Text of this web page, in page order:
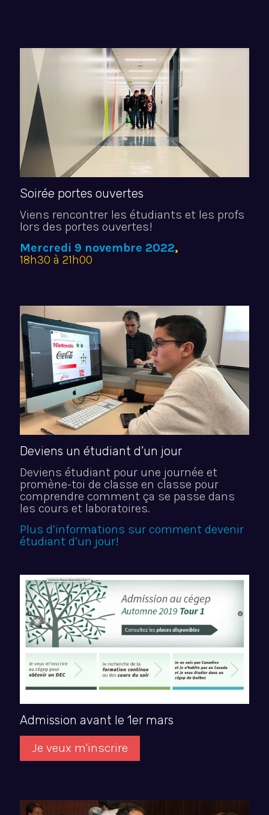
Soirée portes ouvertes
Viens rencontrer les étudiants et les profs
lors des portes ouvertes!
Mercredi 9 novembre 2022,
18h30 à 21h00
Deviens un étudiant d’un jour
Deviens étudiant pour une journée et
promène-toi de classe en classe pour
comprendre comment ça se passe dans
les cours et laboratoires.
Plus d’informations sur comment devenir
étudiant d’un jour!
Admission avant le 1er mars
Je veux m'inscrire